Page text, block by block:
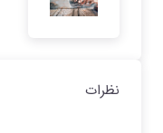
نظرات